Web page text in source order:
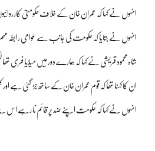
انہوں نے کہا کہ عمران خان کے خلاف حکومتی
انہوں نے بتایا کہ حکومت کی جانب سے عوامی رابطہ
شاہ محمود قریشی نے کہا کہ ہمارے دور میں میڈیا فری
ان کا کہنا تھا کہ قوم عمران خان کے ساتھ جڑ گئی
انہوں نے کہا کہ حکومت اپنے ضد پر قائم نا رہے